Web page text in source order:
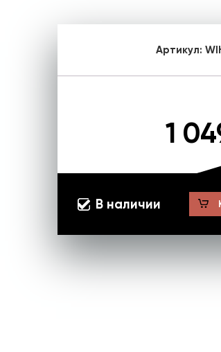
Артикул:
1
В наличии